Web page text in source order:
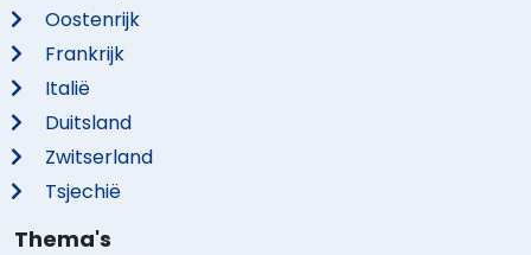
Oostenrijk
Frankrijk
Italië
Duitsland
Zwitserland
Tsjechië
Thema's